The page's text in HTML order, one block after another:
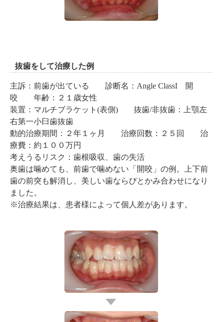
抜歯をして治療した例
主訴：前歯が出ている 診断名：Angle ClassI 開
咬 年齢：２１歳女性
装置：マルチブラケット(表側) 抜歯/非抜歯：上顎左
右第一小臼歯抜歯
動的治療期間：２年１ヶ月 治療回数：２５回 治
療費：約１００万円
考えうるリスク：歯根吸収、歯の失活
奥歯は噛めても、前歯で噛めない「開咬」の例。上下前
歯の前突も解消し、美しい歯ならびとかみ合わせになり
ました。
※治療結果は、患者様によって個人差があります。